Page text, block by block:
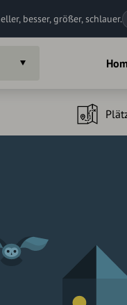
besser, größer, schlauer.